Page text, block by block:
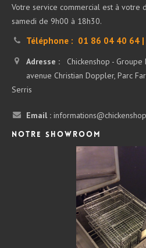
Votre service commercial est à votre
samedi de 9h00 à 18h30.
Téléphone : 01 86 04 40 64
Adresse : Chickenshop - Groupe
avenue Christian Doppler, Parc
Serris
Email :
Notre showroom